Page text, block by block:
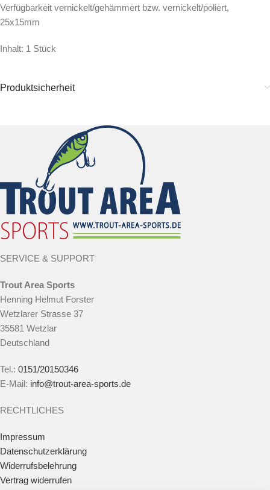
Verfügbarkeit vernickelt/gehämmert bzw. vernickelt/poliert,
25x15mm
Inhalt: 1 Stück
Produktsicherheit
SERVICE & SUPPORT
Trout Area Sports
Henning Helmut Forster
Wetzlarer Strasse 37
35581 Wetzlar
Deutschland
Tel.: 0151/20150346
E-Mail: info@trout-area-sports.de
RECHTLICHES
Impressum
Datenschutzerklärung
Widerrufsbelehrung
Vertrag widerrufen